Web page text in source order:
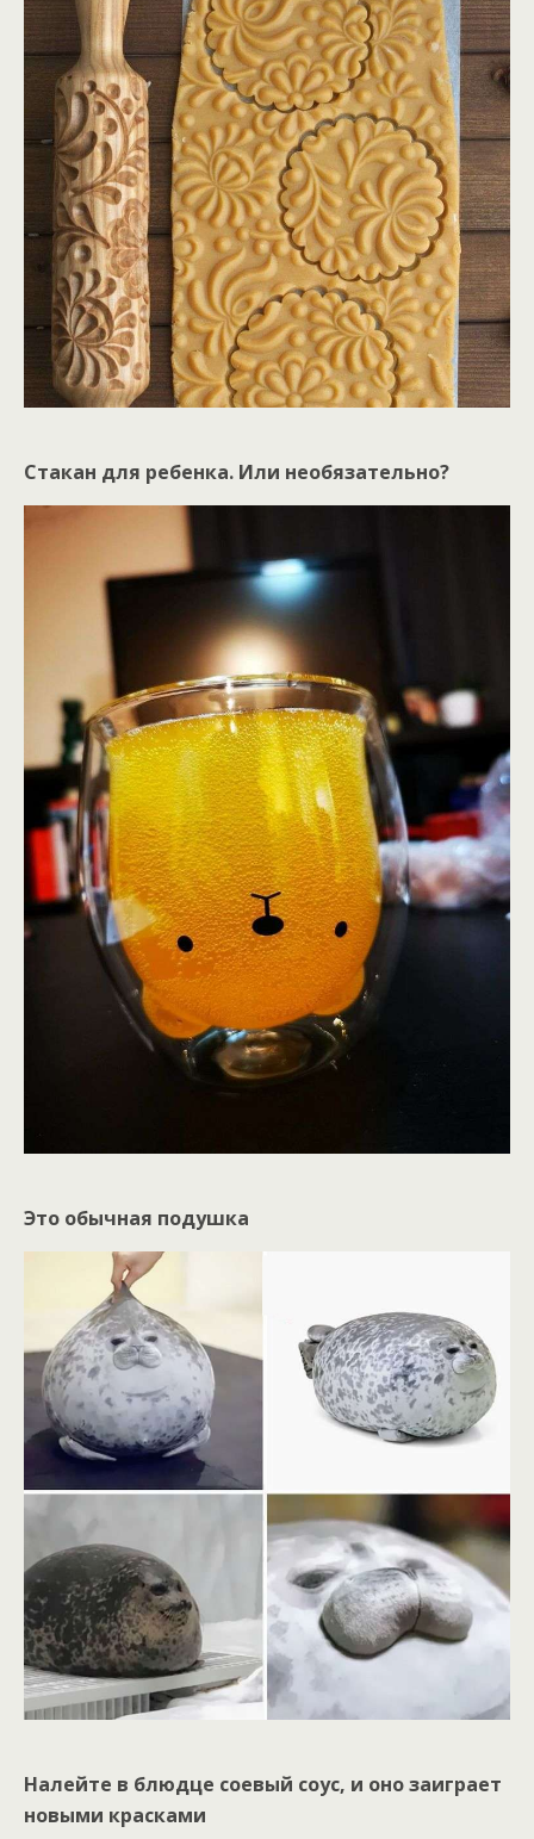
Стакан для ребенка. Или необязательно?
Это обычная подушка
Налейте в блюдце соевый соус, и оно заиграет
новыми красками